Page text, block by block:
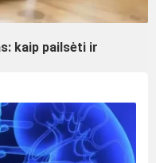
kaip pailsėti ir